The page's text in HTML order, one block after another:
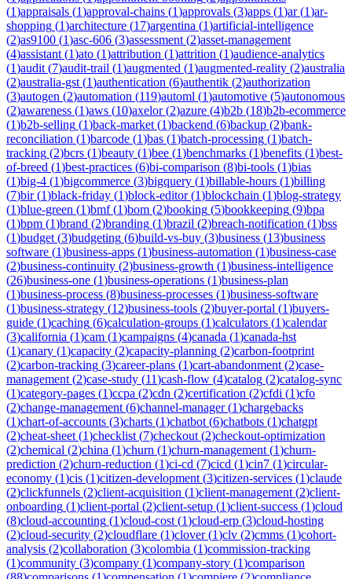
(1)appraisals (1)approval-chains (1)approvals (3)apps (1)ar(1)ar-
shopping (1)architecture (17)argentina (1)artificial-intelligence
(2)as9100 (1)asc-606 (3)assessment (2)asset-management
(4)assistant (1)ato (1)attribution (1)attrition (1)audience-analytics
(1)audit (7)audit-trail (1)augmented (1)augmented-reality (2)australia
(2)australia-gst (1)authentication (6)authentik (2)authorization
(3)autogen (2)automation (119)automl (1)automotive (5)autonomous
(2)awareness (1)aws (10)axelor(2)azure (4)b2b (18)b2b-ecommerce
(1)b2b-selling (1)back-market (1)backend (6)backup (2)bank-
reconciliation (1)barcode (1)bas (1)batch-processing (1)batch-
tracking (2)bcrs (1)beauty (1)bee (1)benchmarks (1)benefits (1)best-
of-breed (1)best-practices (6)bi-comparison (8)bi-tools (1)bias
(1)big-4 (1)bigcommerce (3)bigquery (1)billable-hours (1)billing
(7)bir(1)black-friday (1)block-editor(1)blockchain (1)blog-strategy
(1)blue-green (1)bmf(1)bom (2)booking (5)bookkeeping (9)bpa
(1)bpm (1)brand (2)branding (1)brazil (2)breach-notification (1)bss
(1)budget (3)budgeting (6)build-vs-buy (3)business (13)business
software (1)business-apps (1)business-automation (1)business-case
(2)business-continuity (2)business-growth (1)business-intelligence
(26)business-one (1)business-operations (1)business-plan
(1)business-process (8)business-processes (1)business-software
(1)business-strategy (12)business-tools (2)buyer-portal (1)buyers-
guide (1)caching (6)calculation-groups (1)calculators (1)calendar
(3)california (1)cam (1)campaigns (4)canada (1)canada-hst
(1)canary (1)capacity (2)capacity-planning (2)carbon-footprint
(2)carbon-tracking (3)career-plans (1)cart-abandonment (2)case-
management (2)case-study (11)cash-flow (4)catalog (2)catalog-sync
(1)category-pages (1)ccpa (2)cdn (2)certification (2)cfdi (1)cfo
(2)change-management (6)channel-manager(1)chargebacks
(1)chart-of-accounts (3)charts (1)chatbot (6)chatbots (1)chatgpt
(2)cheat-sheet (1)checklist (7)checkout (2)checkout-optimization
(2)chemical (2)china (1)churn (1)churn-management (1)churn-
prediction (2)churn-reduction (1)ci-cd (7)cicd (1)cin7 (1)circular-
economy (1)cis (1)citizen-development (3)citizen-services (1)claude
(2)clickfunnels (2)client-acquisition (1)client-management (2)client-
onboarding (1)client-portal (2)client-setup (1)client-success (1)cloud
(8)cloud-accounting (1)cloud-cost (1)cloud-erp (3)cloud-hosting
(2)cloud-security (2)cloudflare (1)clover(1)clv (2)cmms (1)cohort-
analysis (2)collaboration (3)colombia (1)commission-tracking
(1)community (3)company (1)company-story (1)comparison